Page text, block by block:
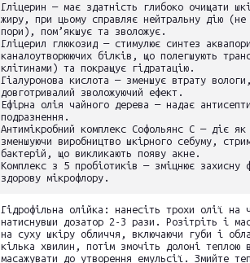
Гліцерин — має здатність глибоко очищати
жиру, при цьому справляє нейтральну дію
пори), пом’якшує та зволожує.
Гліцерил глюкозид — стимулює синтез
каналоутворюючих білків, що полегшують
клітинами) та покращує гідратацію.
Гіалуронова кислота — зменшує втрату
довготривалий зволожуючий ефект.
Ефірна олія чайного дерева — надає
подразнення.
Антимікробний комплекс Софольянс С — діє як
зменшуючи виробництво шкірного себуму,
бактерій, що викликають появу акне.
Комплекс з 5 пробіотиків — зміцнює захисну
здорову мікрофлору.
Гідрофільна олійка: нанесіть трохи олії на
натиснувши дозатор 2-3 рази. Розітріть і
на суху шкіру обличчя, включаючи губи і
кілька хвилин, потім змочіть долоні теплою
масажувати до утворення емульсії. Змийте